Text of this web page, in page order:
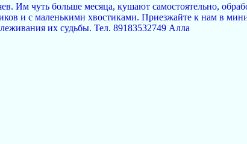
Им чуть больше месяца, кушают самостоятельно,
и с маленькими хвостиками. Приезжайте к нам в
их судьбы. Тел. 89183532749 Алла